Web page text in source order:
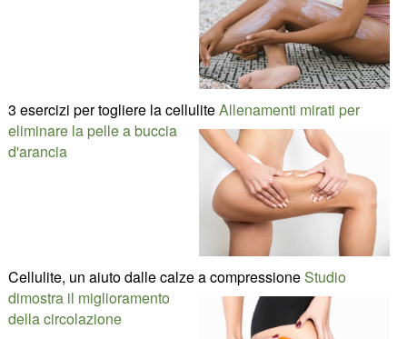
3 esercizi per togliere la celluliteAllenamenti mirati per
eliminare la pelle a buccia
d'arancia
Cellulite, un aiuto dalle calze a compressioneStudio
dimostra il miglioramento
della circolazione